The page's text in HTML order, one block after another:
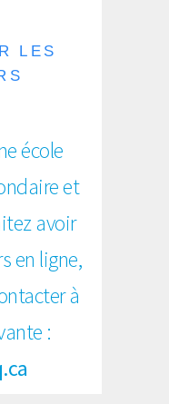
LES
école
et
avoir
en ligne,
à
: